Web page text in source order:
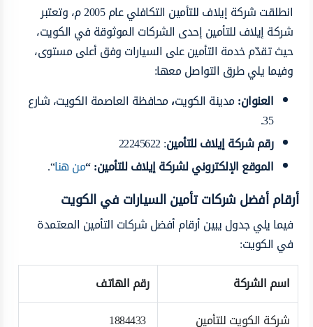
انطلقت شركة إيلاف للتأمين التكافلي عام 2005 م، وتعتبر
شركة إيلاف للتأمين إحدى الشركات الموثوقة في الكويت،
حيث تقدّم خدمة التأمين على السيارات وفق أعلى مستوى،
وفيما يلي طرق التواصل معها:
العنوان:مدينة الكويت،محافظة العاصمة الكويت، شارع
35.
رقم شركة إيلاف للتأمين: 22245622
الموقع الإلكتروني لشركة إيلاف للتأمين: “من هنا“.
أرقام أفضل شركات تأمين السيارات في الكويت
فيما يلي جدول يبين أرقام أفضل شركات التأمين المعتمدة
في الكويت:
اسم الشركة
رقم الهاتف
شركة الكويت للتأمين
1884433